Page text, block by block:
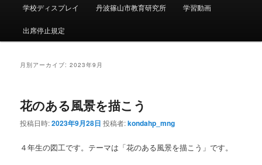
学校ディスプレイ 丹波篠山市教育研究所 学習動画
出席停止規定
月別アーカイブ:2023年9月
花のある風景を描こう
投稿日時:2023年9月28日 投稿者:kondahp_mng
４年生の図工です。テーマは「花のある風景を描こう」です。